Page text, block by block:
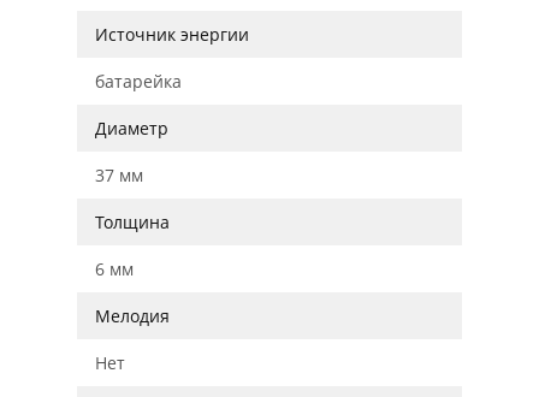
Источник энергии
батарейка
Диаметр
37 мм
Толщина
6 мм
Мелодия
Нет